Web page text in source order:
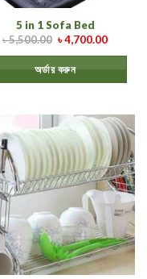
5 in 1 Sofa Bed
৳5,500.00 ৳4,700.00
অর্ডার করুন